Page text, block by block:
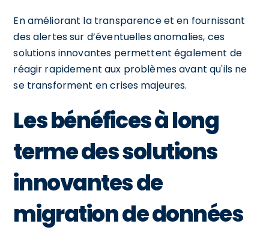
En améliorant la transparence et en fournissant
des alertes sur d’éventuelles anomalies, ces
solutions innovantes permettent également de
réagir rapidement aux problèmes avant qu'ils ne
se transforment en crises majeures.
Les bénéfices à long
terme des solutions
innovantes de
migration de données